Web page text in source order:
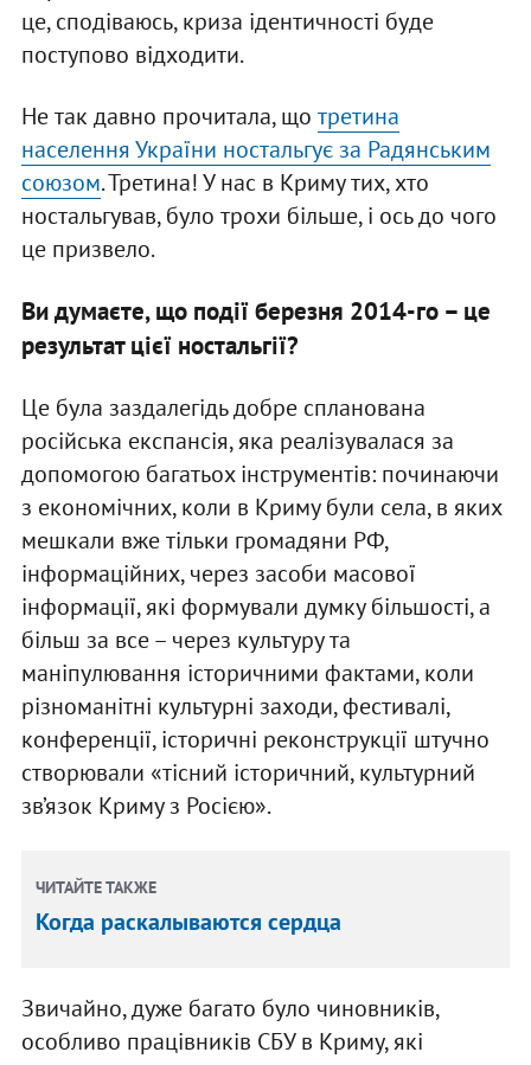
це, сподіваюсь, криза ідентичності буде
поступово відходити.
Не так давно прочитала, що третина
населення України ностальгує за Радянським
союзом. Третина! У нас в Криму тих, хто
ностальгував, було трохи більше, і ось до чого
це призвело.
Ви думаєте, що події березня 2014-го – це
результат цієї ностальгії?
Це була заздалегідь добре спланована
російська експансія, яка реалізувалася за
допомогою багатьох інструментів: починаючи
з економічних, коли в Криму були села, в яких
мешкали вже тільки громадяни РФ,
інформаційних, через засоби масової
інформації, які формували думку більшості, а
більш за все – через культуру та
маніпулювання історичними фактами, коли
різноманітні культурні заходи, фестивалі,
конференції, історичні реконструкції штучно
створювали «тісний історичний, культурний
зв’язок Криму з Росією».
ЧИТАЙТЕ ТАКЖЕ
Когда раскалываются сердца
Звичайно, дуже багато було чиновників,
особливо працівників СБУ в Криму, які